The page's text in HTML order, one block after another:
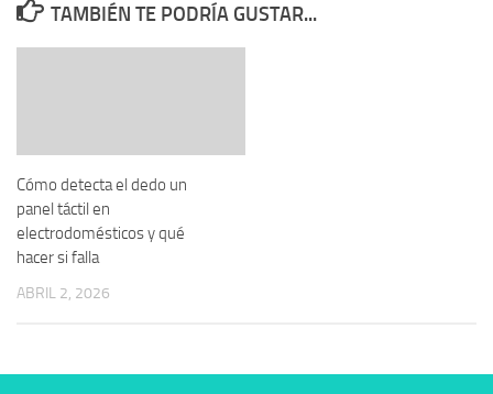
TAMBIÉN TE PODRÍA GUSTAR...
Cómo detecta el dedo un
panel táctil en
electrodomésticos y qué
hacer si falla
ABRIL 2, 2026